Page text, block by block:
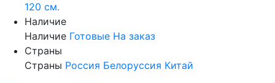
120 см.
Наличие
Наличие Готовые На заказ
Страны
Страны Россия Белоруссия Китай